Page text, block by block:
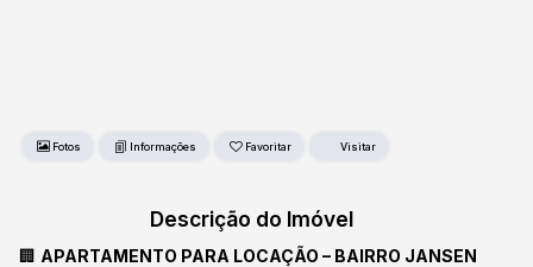
Fotos Favoritar
Descrição do Imóvel
🏢 APARTAMENTO PARA LOCAÇÃO – BAIRRO JANSEN